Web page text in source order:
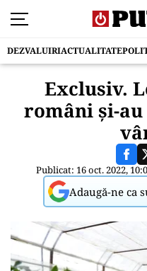
DEZVALUIRIACTUALITATE
Exclusiv.
români și-
Publicat: 16 oct. 2022,
Adaugă-ne ca